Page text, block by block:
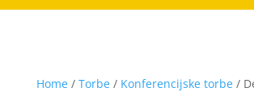
Home/ Torbe/ Konferencijske torbe/